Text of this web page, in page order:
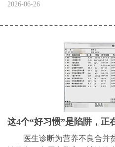
2026-06-26
医生诊断为营养不良合并